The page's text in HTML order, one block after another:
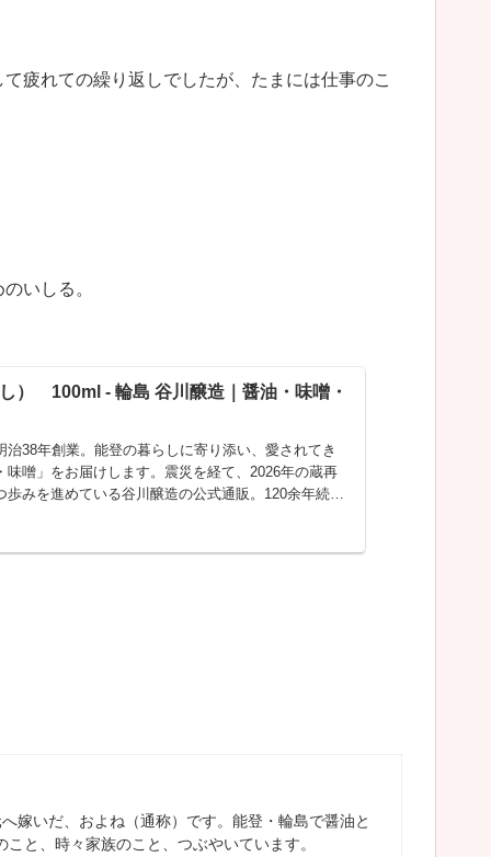
疲れての繰り返しでしたが、たまには仕事のこ
いしる。
） 100ml - 輪島 谷川醸造｜醤油・味噌・
治38年創業。能登の暮らしに寄り添い、愛されてき
味噌」をお届けします。震災を経て、2026年の蔵再
歩みを進めている谷川醸造の公式通販。120余年続く
嫁いだ、およね（通称）です。能登・輪島で醤油と
と、時々家族のこと、つぶやいています。